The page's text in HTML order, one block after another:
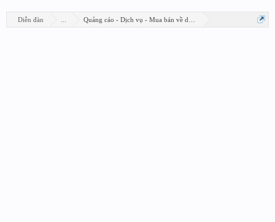
Diễn đàn Quảng cáo - Dịch vụ - Mua bán về design